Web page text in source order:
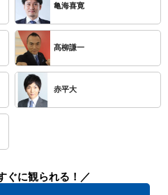
亀海喜寛
髙柳謙一
赤平大
ぐに観られる！／